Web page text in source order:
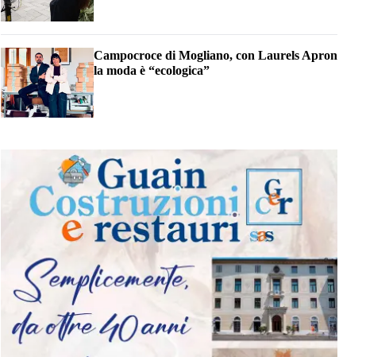
Campocroce di Mogliano, con Laurels Apron
la moda è “ecologica”